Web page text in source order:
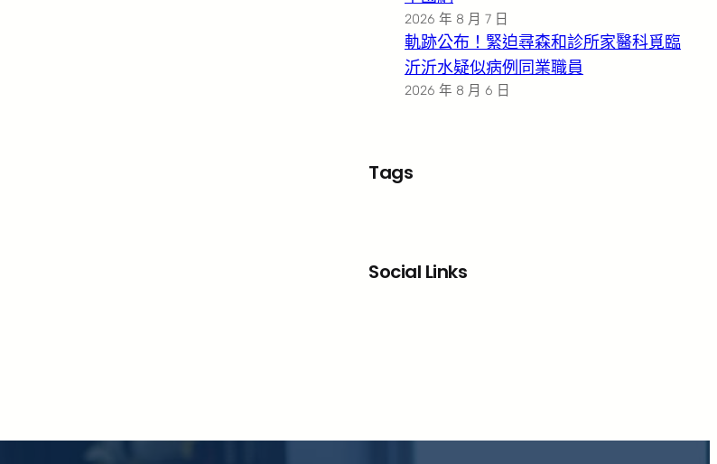
2026 年 8 月 7 日
軌跡公布！緊迫尋森和診所家醫科覓臨
沂沂水疑似病例同業職員
2026 年 8 月 6 日
Tags
Social Links